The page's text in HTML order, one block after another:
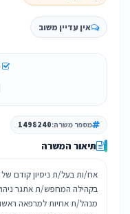
אין עדיין משוב
מספר משרה:1498240
תיאור המשרה
אח/ות בעל/ת ניסיון קודם
בקהילה המחפש/ת אתגר
מנהל/ת אחיות למרפאה